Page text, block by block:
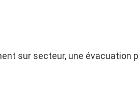
sur secteur, une évacuation